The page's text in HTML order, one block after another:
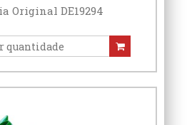
Original DE19294